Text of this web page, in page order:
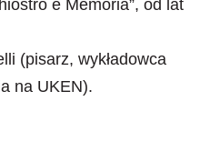
e Memoria”, od lat
(pisarz, wykładowca
na UKEN).